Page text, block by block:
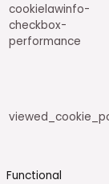
cookielawinfo-
checkbox-
performance
Functional